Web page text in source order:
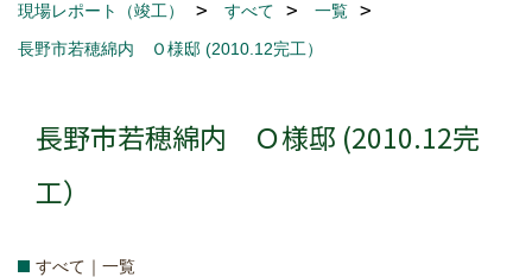
現場レポート（竣工）
すべて
一覧
長野市若穂綿内 Ｏ様邸 (2010.12完工）
長野市若穂綿内 Ｏ様邸 (2010.12完
工）
すべて｜一覧